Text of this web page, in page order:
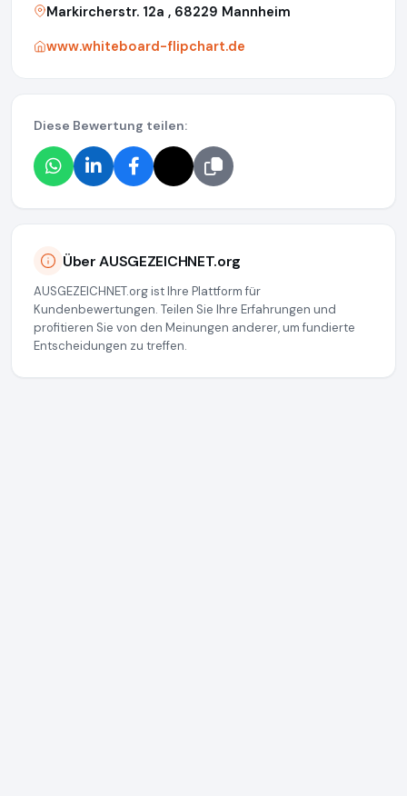
Markircherstr. 12a , 68229 Mannheim
www.whiteboard-flipchart.de
Diese Bewertung teilen:
Über AUSGEZEICHNET.org
AUSGEZEICHNET.org ist Ihre Plattform für
Kundenbewertungen. Teilen Sie Ihre Erfahrungen und
profitieren Sie von den Meinungen anderer, um fundierte
Entscheidungen zu treffen.